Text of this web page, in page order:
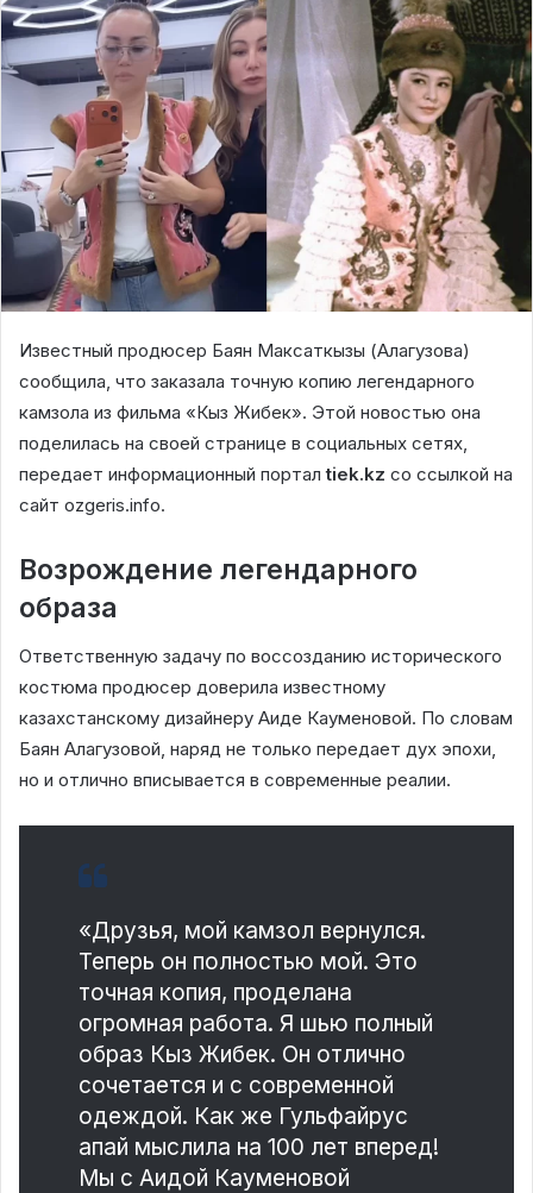
Известный продюсер Баян Максаткызы (Алагузова)
сообщила, что заказала точную копию легендарного
камзола из фильма «Кыз Жибек». Этой новостью она
поделилась на своей странице в социальных сетях,
передает информационный порталtiek.kz со ссылкой на
сайт ozgeris.info.
Возрождение легендарного
образа
Ответственную задачу по воссозданию исторического
костюма продюсер доверила известному
казахстанскому дизайнеру Аиде Кауменовой. По словам
Баян Алагузовой, наряд не только передает дух эпохи,
но и отлично вписывается в современные реалии.
«Друзья, мой камзол вернулся.
Теперь он полностью мой. Это
точная копия, проделана
огромная работа. Я шью полный
образ Кыз Жибек. Он отлично
сочетается и с современной
одеждой. Как же Гульфайрус
апай мыслила на 100 лет вперед!
Мы с Аидой Кауменовой